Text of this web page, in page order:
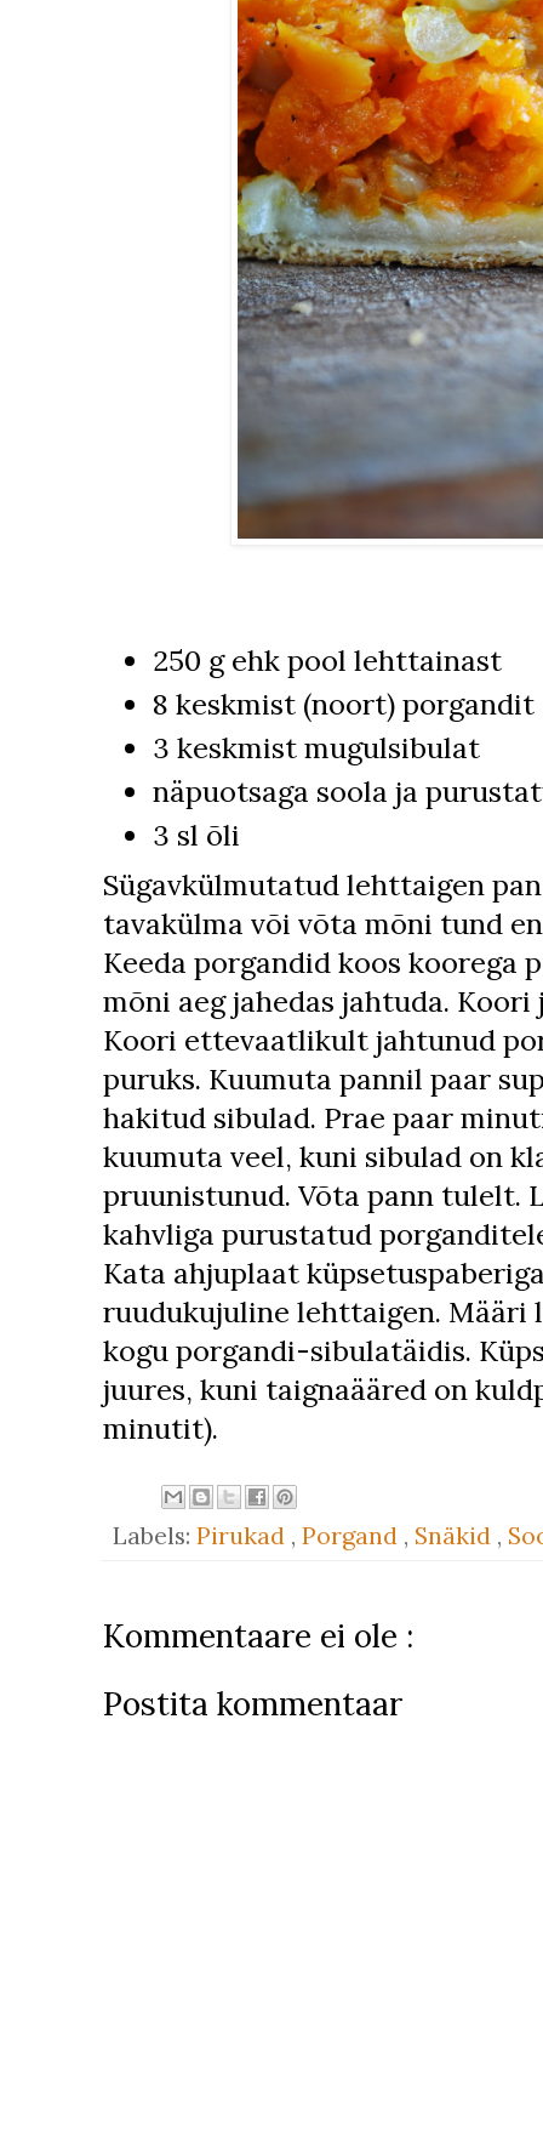
250 g ehk pool lehttainast
8 keskmist (noort) porgandit
3 keskmist mugulsibulat
näpuotsaga soola ja
3 sl õli
Sügavkülmutatud lehttaigen
tavakülma või võta mõni tund
Keeda porgandid koos koorega
mõni aeg jahedas jahtuda. Koori
Koori ettevaatlikult jahtunud
puruks. Kuumuta pannil paar
hakitud sibulad. Prae paar
kuumuta veel, kuni sibulad on
pruunistunud. Võta pann tulelt.
kahvliga purustatud
Kata ahjuplaat
ruudukujuline lehttaigen.
kogu porgandi-sibulatäidis.
juures, kuni taignaääred on
minutit).
Labels: Pirukad , Porgand , Snäkid ,
Kommentaare ei ole :
Postita kommentaar